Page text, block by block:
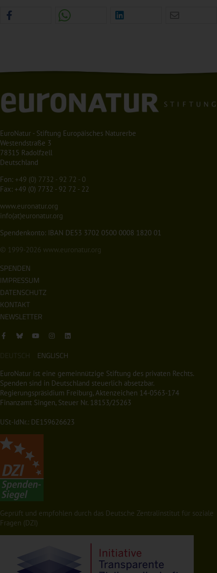
EuroNatur - Stiftung Europäisches Naturerbe
Westendstraße 3
78315 Radolfzell
Deutschland
Fon: +49 (0) 7732 - 92 72 - 0
Fax: +49 (0) 7732 - 92 72 - 22
www.euronatur.org
info(at)euronatur.org
Spendenkonto: IBAN DE53 3702 0500 0008 1820 01
© 1999-2026 www.euronatur.org
SPENDEN
IMPRESSUM
DATENSCHUTZ
KONTAKT
NEWSLETTER
DEUTSCH ENGLISCH
EuroNatur ist eine gemeinnützige Stiftung des privaten Rechts.
Spenden sind in Deutschland steuerlich absetzbar.
Regierungspräsidium Freiburg, Aktenzeichen 14-0563-174
Finanzamt Singen, Steuer Nr. 18153/25263
USt-IdNr.: DE159626623
Geprüft und empfohlen durch das Deutsche Zentralinstitut für soziale
Fragen (DZI)